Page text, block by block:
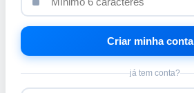
Criar minha conta
já tem conta?